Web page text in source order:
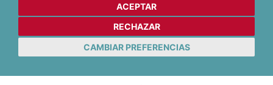
ACEPTAR
RECHAZAR
CAMBIAR PREFERENCIAS